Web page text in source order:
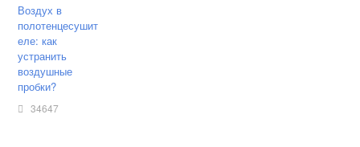
Воздух в
полотенцесушит
еле: как
устранить
воздушные
пробки?
34647